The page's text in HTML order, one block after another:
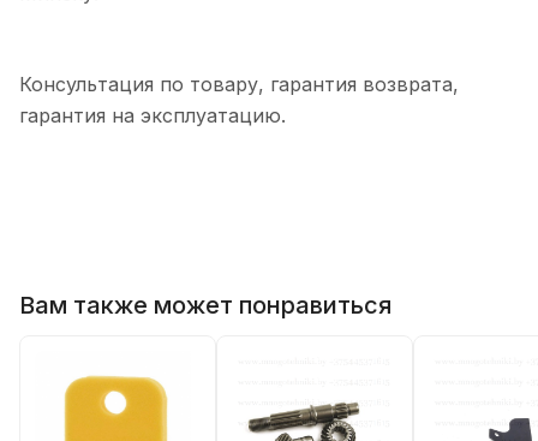
Консультация по товару, гарантия возврата,
гарантия на эксплуатацию.
Вам также может понравиться